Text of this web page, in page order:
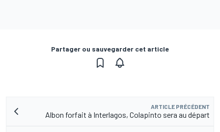
Partager ou sauvegarder cet article
ARTICLE PRÉCÉDENT
Albon forfait à Interlagos, Colapinto sera au départ